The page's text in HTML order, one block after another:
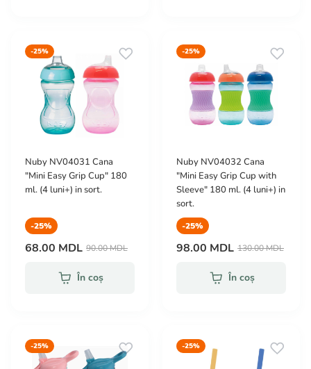
-25%
Nuby NV04031 Cana
"Mini Easy Grip Cup" 180
ml. (4 luni+) in sort.
-25%
68.00 MDL 90.00 MDL
În coș
-25%
Nuby NV04032 Cana
"Mini Easy Grip Cup with
Sleeve" 180 ml. (4 luni+) in
sort.
-25%
98.00 MDL 130.00 MDL
În coș
-25% -25%